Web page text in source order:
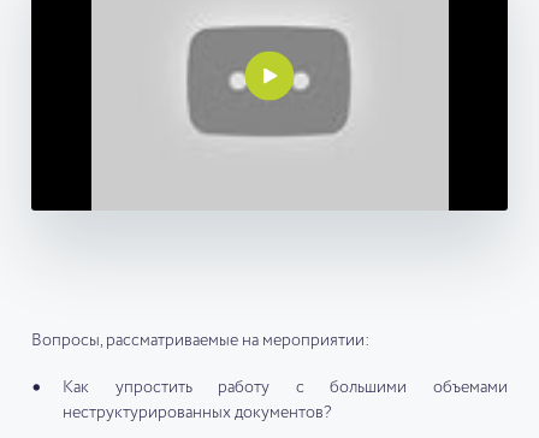
Вопросы, рассматриваемые на мероприятии:
Как упростить работу с большими объемами
неструктурированных документов?